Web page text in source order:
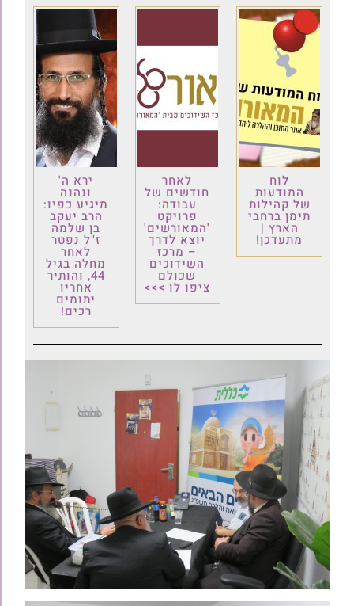
לוח
המודעות
של קהילות
תימן ברחבי
הארץ |
מתעדכן!
לאחר
חודשים של
עבודה:
פרויקט
'המאורשים'
יוצא לדרך
– מרכז
השידוכים
שכולם
ציפו לו >>>
ירא ה'
ונהנה
מיגיע כפיו:
הרב יעקב
בן שלמה
ז"ל נפטר
לאחר
מחלה בגיל
44, והותיר
אחריו
יתומים
רכים!